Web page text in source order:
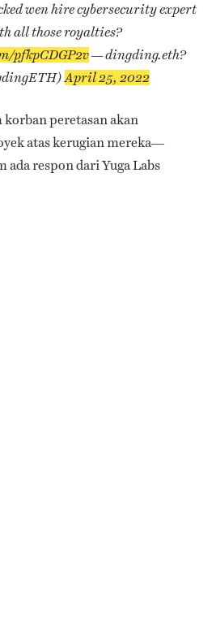
wen hire cybersecurity expert
all those royalties?
pfkpCDGP2v— dingding.eth?
April 25, 2022
peretasan akan
atas kerugian mereka—
ada respon dari Yuga Labs